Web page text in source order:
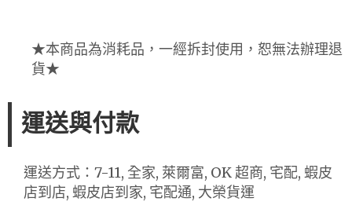
★本商品為消耗品，一經拆封使用，恕無法辦理退
貨★
運送與付款
運送方式：7-11, 全家, 萊爾富, OK 超商, 宅配, 蝦皮
店到店, 蝦皮店到家, 宅配通, 大榮貨運